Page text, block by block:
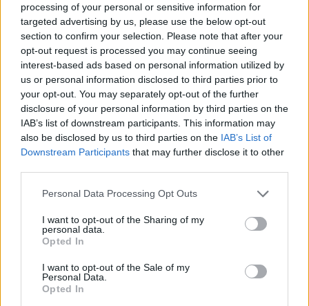
processing of your personal or sensitive information for
targeted advertising by us, please use the below opt-out
section to confirm your selection. Please note that after your
opt-out request is processed you may continue seeing
interest-based ads based on personal information utilized by
us or personal information disclosed to third parties prior to
your opt-out. You may separately opt-out of the further
disclosure of your personal information by third parties on the
IAB’s list of downstream participants. This information may
also be disclosed by us to third parties on the IAB’s List of
Downstream Participants that may further disclose it to other
Personal Data Processing Opt Outs
I want to opt-out of the Sharing of my
personal data.
Opted In
I want to opt-out of the Sale of my
Personal Data.
Opted In
2016. május 11. 09:42
Több mint 2,1 millió személyijövedelemadó-
bevallás érkezett a Nemzeti Adó- és Vámhivatal
(NAV) rendszerébe május 1-jéig, félmillióval több,
mint tavaly ilyenkor - tájékoztatott az adóhatóság
szerdán.
Abból a több mint 1,6 millió adózóból, akik maguk
választották, míg mintegy 23 ezren döntöttek az idén
mintegy félmillió ügyfélnek készít bevallást vagy bevallási
ajánlatot a hivatal - közölte a NAV. Az...
KEDVES OLVASÓNK!